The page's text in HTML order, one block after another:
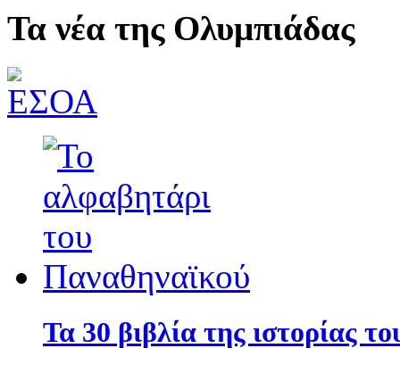
Τα νέα της Ολυμπιάδας
Τα 30 βιβλία της ιστορίας